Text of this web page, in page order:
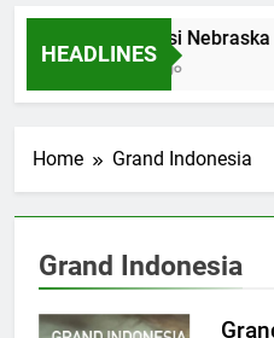
HEADLINES
Dominasi
2 Bulan Ago
Home Grand Indonesia
Grand Indonesia